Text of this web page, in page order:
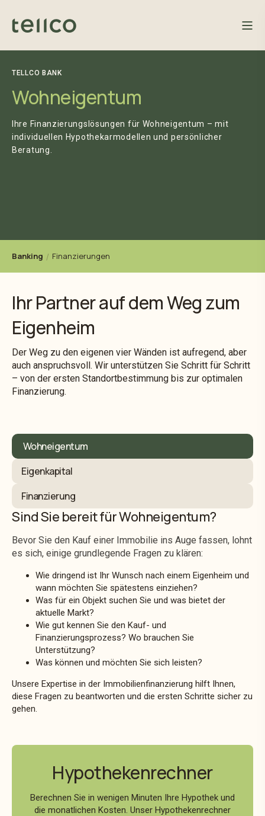
TELLCO BANK
Wohneigentum
Ihre Finanzierungslösungen für Wohneigentum – mit
individuellen Hypothekarmodellen und persönlicher
Beratung.
Banking Finanzierungen
Ihr Partner auf dem Weg zum
Eigenheim
Der Weg zu den eigenen vier Wänden ist aufregend, aber
auch anspruchsvoll. Wir unterstützen Sie Schritt für Schritt
– von der ersten Standortbestimmung bis zur optimalen
Finanzierung.
Wohneigentum
Eigenkapital
Finanzierung
Sind Sie bereit für Wohneigentum?
Bevor Sie den Kauf einer Immobilie ins Auge fassen, lohnt
es sich, einige grundlegende Fragen zu klären:
Wie dringend ist Ihr Wunsch nach einem Eigenheim und
wann möchten Sie spätestens einziehen?
Was für ein Objekt suchen Sie und was bietet der
aktuelle Markt?
Wie gut kennen Sie den Kauf- und
Finanzierungsprozess? Wo brauchen Sie
Unterstützung?
Was können und möchten Sie sich leisten?
Unsere Expertise in der Immobilienfinanzierung hilft Ihnen,
diese Fragen zu beantworten und die ersten Schritte sicher zu
gehen.
Hypothekenrechner
Berechnen Sie in wenigen Minuten Ihre Hypothek und
die monatlichen Kosten. Unser Hypothekenrechner